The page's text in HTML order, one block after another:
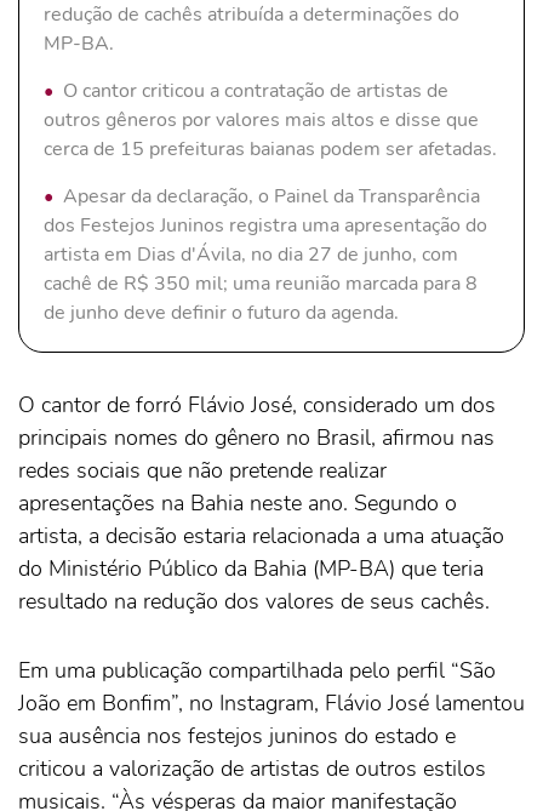
redução de cachês atribuída a determinações do
MP-BA.
O cantor criticou a contratação de artistas de
outros gêneros por valores mais altos e disse que
cerca de 15 prefeituras baianas podem ser afetadas.
Apesar da declaração, o Painel da Transparência
dos Festejos Juninos registra uma apresentação do
artista em Dias d'Ávila, no dia 27 de junho, com
cachê de R$ 350 mil; uma reunião marcada para 8
de junho deve definir o futuro da agenda.
O cantor de forró Flávio José, considerado um dos
principais nomes do gênero no Brasil, afirmou nas
redes sociais que não pretende realizar
apresentações na Bahia neste ano. Segundo o
artista, a decisão estaria relacionada a uma atuação
do Ministério Público da Bahia (MP-BA) que teria
resultado na redução dos valores de seus cachês.
Em uma publicação compartilhada pelo perfil “São
João em Bonfim”, no Instagram, Flávio José lamentou
sua ausência nos festejos juninos do estado e
criticou a valorização de artistas de outros estilos
musicais. “Às vésperas da maior manifestação